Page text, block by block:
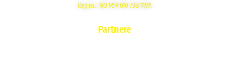
Org nr.: NO 959 610 738 MVA
Partnere